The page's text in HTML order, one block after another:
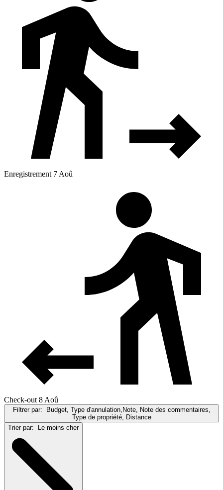
Enregistrement 7 Aoû
Check-out 8 Aoû
Filtrer par: Budget, Type d'annulation,Note, Note des commentaires,
Type de propriété, Distance
Trier par: Le moins cher